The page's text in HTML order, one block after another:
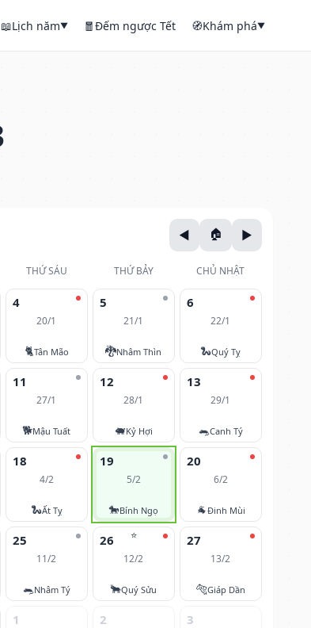
📖Lịch năm▼ 🧧Đếm ngược Tết 🧭Khám phá▼
THỨ SÁU THỨ BẢY CHỦ NHẬT
4
20/1
🐈Tân Mão
5
21/1
🐉Nhâm Thìn
6
22/1
🐍Quý Tỵ
11
27/1
🐕Mậu Tuất
12
28/1
🐖Kỷ Hợi
13
29/1
🐀Canh Tý
18
4/2
🐍Ất Tỵ
19
5/2
🐎Bính Ngọ
20
6/2
🐐Đinh Mùi
25
11/2
🐀Nhâm Tý
⭐
26
12/2
🐂Quý Sửu
27
13/2
🐅Giáp Dần
1 2 3